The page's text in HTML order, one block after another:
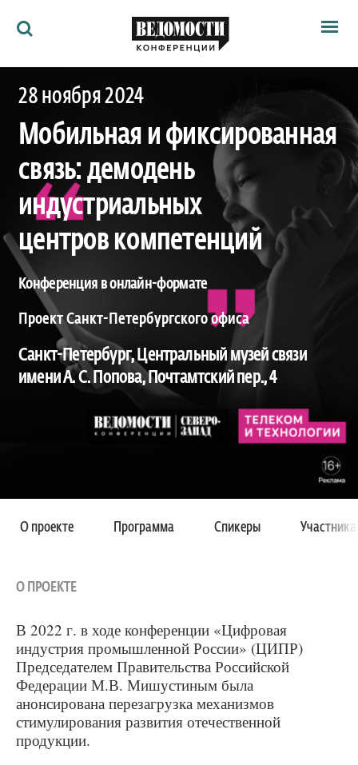
О нас
Ведомости
Как потратить
Ведомости&
28 ноября 2024
Мобильная и фиксированная
связь: демодень
индустриальных
центров компетенций
Конференция в онлайн-формате
Проект Санкт-Петербургского офиса
Санкт-Петербург, Центральный музей связи
имени А. С. Попова, Почтамтский пер., 4
О проекте Программа Спикеры
О ПРОЕКТЕ
В 2022 г. в ходе конференции «Цифровая
индустрия промышленной России» (ЦИПР)
Председателем Правительства Российской
Федерации М.В. Мишустиным была
анонсирована перезагрузка механизмов
стимулирования развития отечественной
продукции.